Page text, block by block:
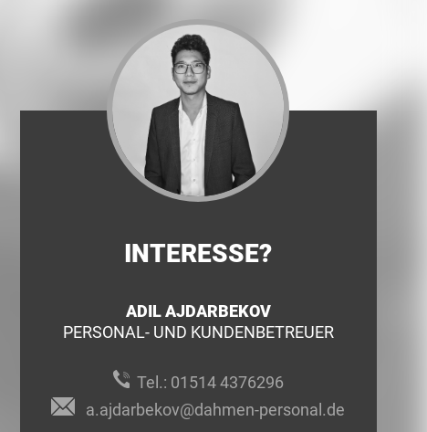
INTERESSE?
ADIL AJDARBEKOV
PERSONAL- UND KUNDENBETREUER
Tel.: 01514 4376296
a.ajdarbekov@dahmen-personal.de